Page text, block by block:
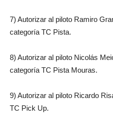
7) Autorizar al piloto Ramiro
categoría TC Pista.
8) Autorizar al piloto Nicolás
categoría TC Pista Mouras.
9) Autorizar al piloto Ricardo
TC Pick Up.